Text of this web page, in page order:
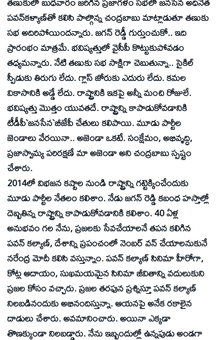
పవన్‌కళ్యాణ్‌తో కలిసి పాల్గొన్న చంద్రబాబు మాట్లాడుతూ తణుకు
సభ అదిరిపోయిందన్నారు. జగన్‌ రెడ్డీ గుర్తుంచుకో.. ఇది
ప్రారంభం మాత్రమే. భవిష్యత్తులో వైసీపీ కొట్టుకుపోవడం
తధ్యమన్నారు. నేటి తణుకు సభ సాక్షిగా చెబుతున్నా.. సైకిల్‌
స్పీడుకు తిరుగు లేదు. గ్లాస్‌ జోరుకు ఎదురు లేదు. కమల
వికాసానికి అడ్డే లేదు. రాష్ట్రానికి ఇకపై అన్నీ మంచి రోజులే.
భవిష్యత్తు మొత్తం యువతదే. రాష్ట్రాన్ని కాపాడుకోవడానికి
టీడీపీ`జనసేన`బీజేపీ చేతులు కలిపాయి. మూడు పార్టీల
జెండాలు వేరయినా.. అజెండా ఒకటే. సంక్షేమం, అభివృద్ధి,
ప్రజాస్వామ్య పరిరక్షణే మా అజెండా అని చంద్రబాబు స్పష్టం
చేశారు.
2014లో విభజన కష్టాల నుండి రాష్ట్రాన్ని గట్టెక్కించేందుకు
మూడు పార్టీల నేతలం కలిశాం. నేడు జగన్‌ రెడ్డి కబంధ హస్తాల్లో
దెబ్బతిన్న రాష్ట్రాన్ని కాపాడుకోవడానికి కలిశాం. 40 ఏళ్ల
అనుభవం గల నేను, ప్రజలకు సేవచేయాలనే తపన కలిగిన
పవన్‌ కల్యాణ్‌, దేశాన్ని ప్రపంచంలో నెంబర్‌ వన్‌ చేయాలనుకునే
నరేంద్ర మోదీ కలిసి వస్తున్నాం. పవన్‌ కల్యాణ్‌ సినిమా హీరోగా,
కోట్ల ఆదాయం, సుఖమయమైన సినిమా జీవితాన్ని వదులుకుని
ప్రజల కోసం వచ్చారు. ప్రజల తరఫున ప్రశ్నిస్తూ పవన్‌ కల్యాణ్‌
నిలబడినందుకు అభినందిస్తున్నా. ఆయనపై అనేక రకాలైన
దాడులు చేశారు. అవమానించారు. అయినా ఎక్కడా
తొణక్కుండా నిలబడ్డారు. నేను ఇబ్బందుల్లో ఉన్నపుడు అండగా